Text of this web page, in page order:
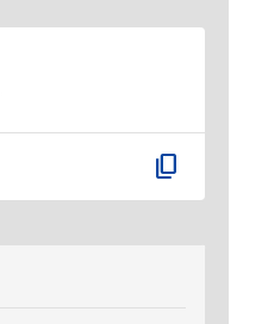
content_copy